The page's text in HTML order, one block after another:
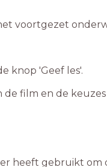
film en de keuzes
heeft gebruikt om